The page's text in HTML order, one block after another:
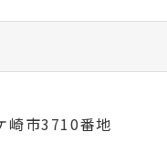
市3710番地